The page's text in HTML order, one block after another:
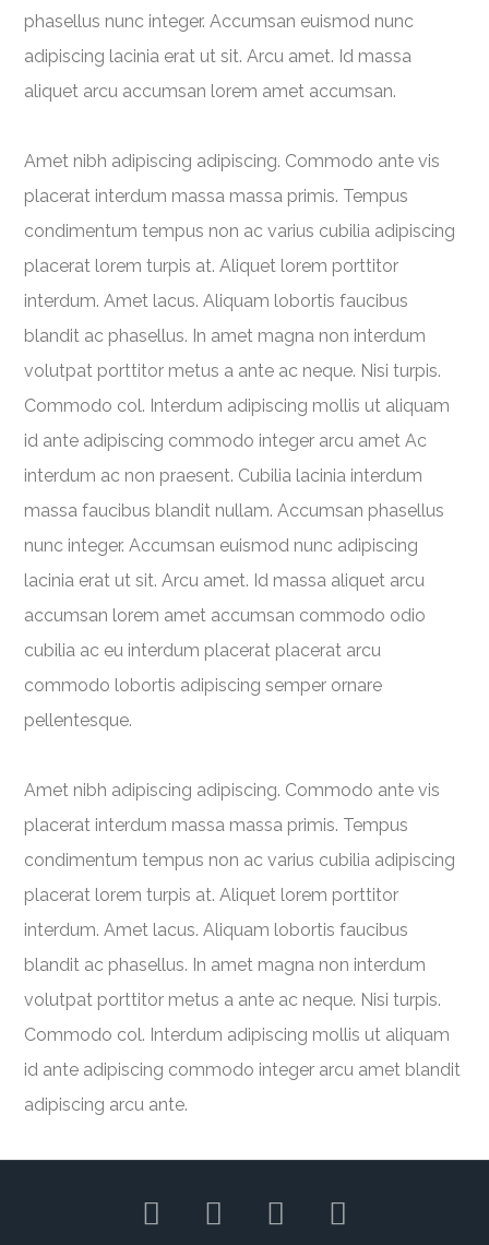
phasellus nunc integer. Accumsan euismod nunc
adipiscing lacinia erat ut sit. Arcu amet. Id massa
aliquet arcu accumsan lorem amet accumsan.
Amet nibh adipiscing adipiscing. Commodo ante vis
placerat interdum massa massa primis. Tempus
condimentum tempus non ac varius cubilia adipiscing
placerat lorem turpis at. Aliquet lorem porttitor
interdum. Amet lacus. Aliquam lobortis faucibus
blandit ac phasellus. In amet magna non interdum
volutpat porttitor metus a ante ac neque. Nisi turpis.
Commodo col. Interdum adipiscing mollis ut aliquam
id ante adipiscing commodo integer arcu amet Ac
interdum ac non praesent. Cubilia lacinia interdum
massa faucibus blandit nullam. Accumsan phasellus
nunc integer. Accumsan euismod nunc adipiscing
lacinia erat ut sit. Arcu amet. Id massa aliquet arcu
accumsan lorem amet accumsan commodo odio
cubilia ac eu interdum placerat placerat arcu
commodo lobortis adipiscing semper ornare
pellentesque.
Amet nibh adipiscing adipiscing. Commodo ante vis
placerat interdum massa massa primis. Tempus
condimentum tempus non ac varius cubilia adipiscing
placerat lorem turpis at. Aliquet lorem porttitor
interdum. Amet lacus. Aliquam lobortis faucibus
blandit ac phasellus. In amet magna non interdum
volutpat porttitor metus a ante ac neque. Nisi turpis.
Commodo col. Interdum adipiscing mollis ut aliquam
id ante adipiscing commodo integer arcu amet blandit
adipiscing arcu ante.